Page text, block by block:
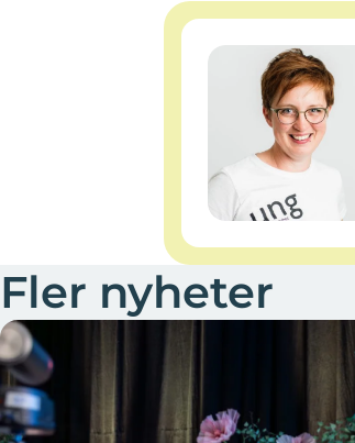
Fler nyheter